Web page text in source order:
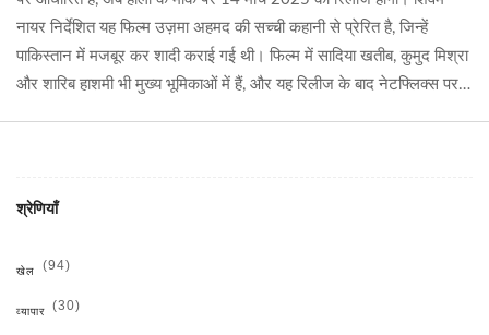
नायर निर्देशित यह फिल्म उज़मा अहमद की सच्ची कहानी से प्रेरित है, जिन्हें
पाकिस्तान में मजबूर कर शादी कराई गई थी। फिल्म में सादिया खतीब, कुमुद मिश्रा
और शारिब हाशमी भी मुख्य भूमिकाओं में हैं, और यह रिलीज के बाद नेटफ्लिक्स पर
श्रेणियाँ
खेल (94)
व्यापार (30)